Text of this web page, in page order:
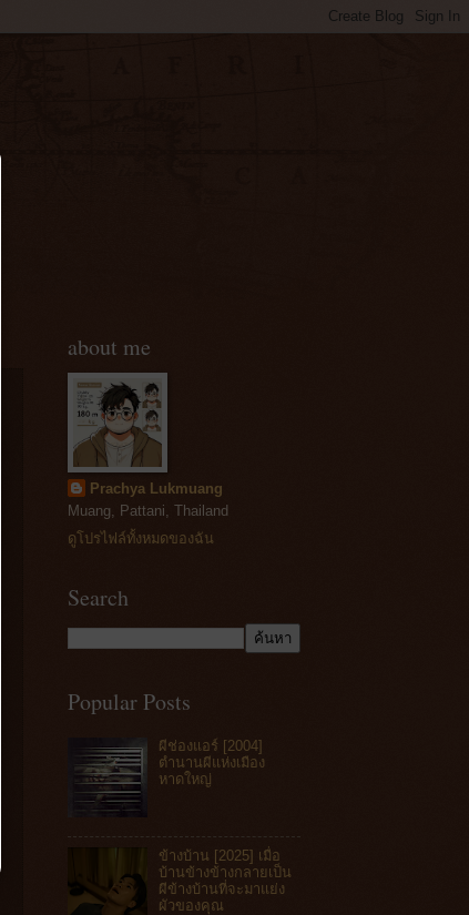
about me
Prachya Lukmuang
Muang, Pattani, Thailand
ดูโปรไฟล์ทั้งหมดของฉัน
Search
Popular Posts
ผีช่องแอร์ [2004]
ตำนานผีแห่งเมือง
หาดใหญ่
ข้างบ้าน [2025] เมื่อ
บ้านข้างข้างกลายเป็น
ผีข้างบ้านที่จะมาแย่ง
ผัวของคุณ